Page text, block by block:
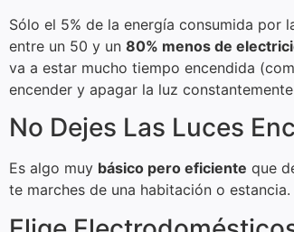
Sólo el 5% de la energía consumida por
entre un 50 y un 80% menos de
va a estar mucho tiempo encendida
encender y apagar la luz
No Dejes Las Luces
Es algo muy básico pero eficiente que
te marches de una habitación o estancia.